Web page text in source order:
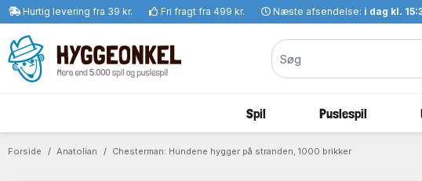
Hurtig levering fra 39 kr. Fri fragt fra 499 kr. Næste afsendelse: i dag kl.
Spil Puslespil
Forside Anatolian Chesterman: Hundene hygger på stranden, 1000 brikker